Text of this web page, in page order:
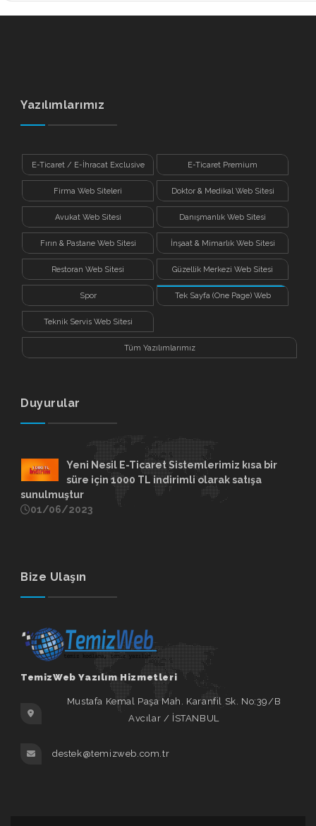
Yazılımlarımız
E-Ticaret / E-İhracat Exclusive E-Ticaret Premium
Firma Web Siteleri Doktor & Medikal Web Sitesi
Avukat Web Sitesi Danışmanlık Web Sitesi
Fırın & Pastane Web Sitesi İnşaat & Mimarlık Web Sitesi
Restoran Web Sitesi Güzellik Merkezi Web Sitesi
Spor Tek Sayfa (One Page) Web
Teknik Servis Web Sitesi
Tüm Yazılımlarımız
Duyurular
Yeni Nesil E-Ticaret Sistemlerimiz kısa bir
süre için 1000 TL indirimli olarak satışa
sunulmuştur
01/06/2023
Bize Ulaşın
TemizWeb Yazılım Hizmetleri
Mustafa Kemal Paşa Mah. Karanfil Sk. No:39/B
Avcılar / İSTANBUL
destek@temizweb.com.tr